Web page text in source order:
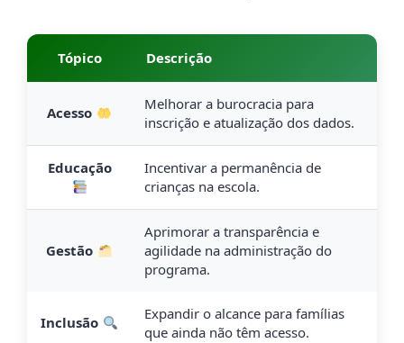
Tópico Descrição
Acesso
Melhorar a burocracia para
inscrição e atualização dos dados.
Educação
Incentivar a permanência de
crianças na escola.
Gestão
Aprimorar a transparência e
agilidade na administração do
programa.
Inclusão
Expandir o alcance para famílias
que ainda não têm acesso.